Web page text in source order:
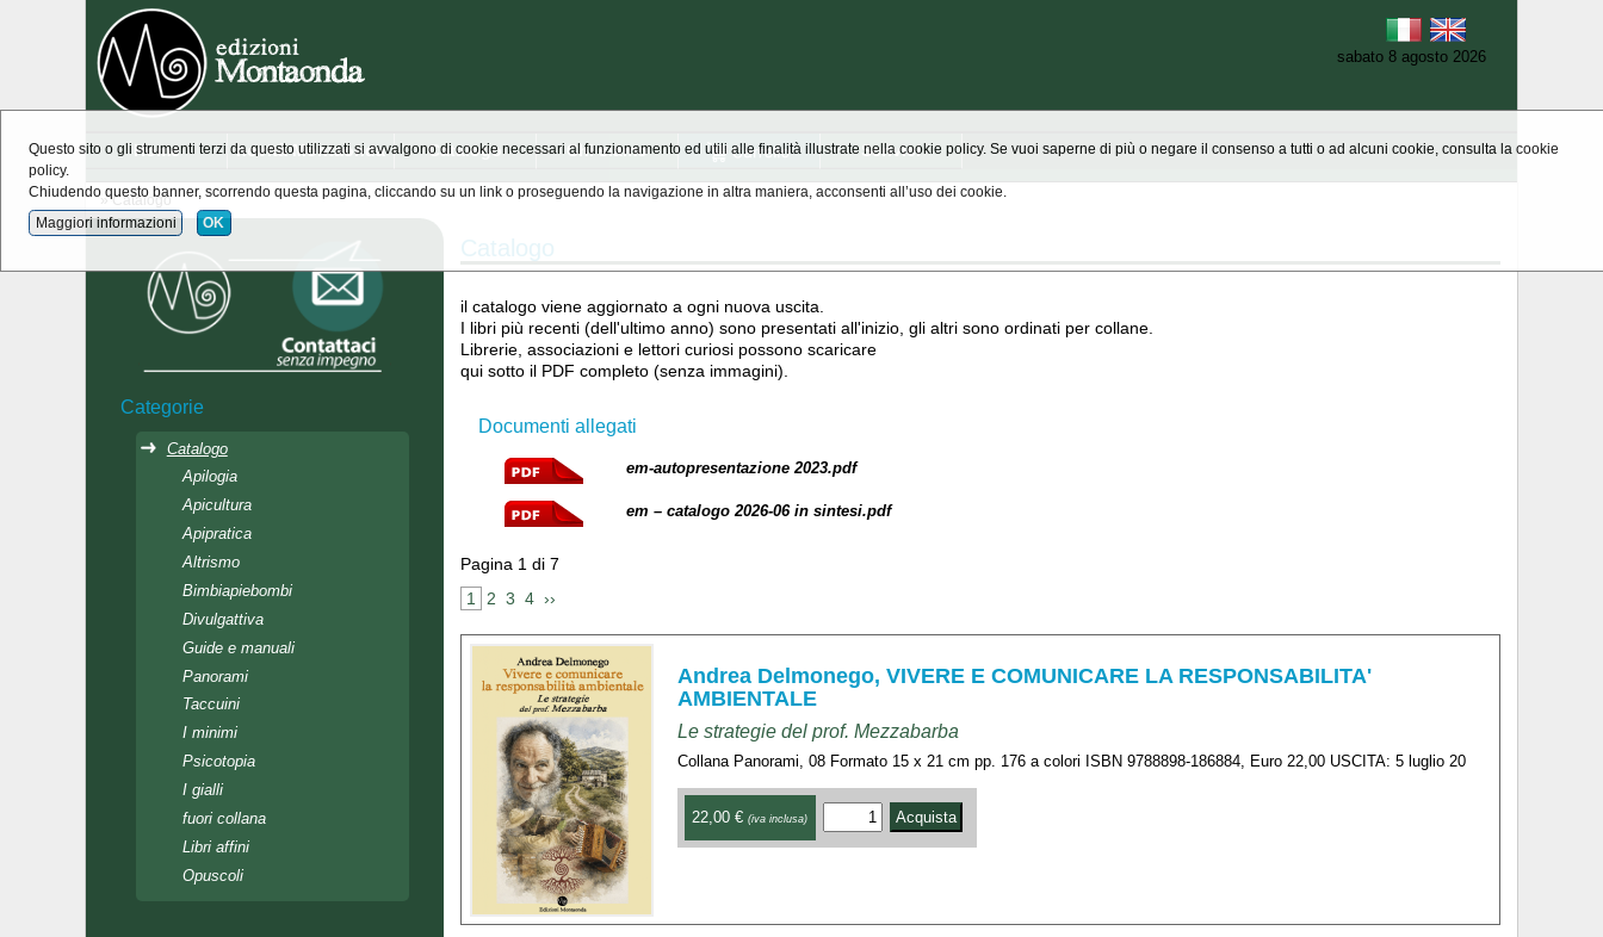
sabato 8 agosto 2026
Home novità Montaonda Catalogo Chi siamo Scrivici
» Catalogo
Catalogo
il catalogo viene aggiornato a ogni nuova uscita.
I libri più recenti (dell'ultimo anno) sono presentati all'inizio, gli altri sono ordinati per collane.
Librerie, associazioni e lettori curiosi possono scaricare
qui sotto il PDF completo (senza immagini).
Documenti allegati
em-autopresentazione 2023.pdf
em – catalogo 2026-06 in sintesi.pdf
Pagina 1 di 7
1
2 3 4 ››
Andrea Delmonego, VIVERE E COMUNICARE LA RESPONSABILITA'
AMBIENTALE
Le strategie del prof. Mezzabarba
Collana Panorami, 08 Formato 15 x 21 cm pp. 176 a colori ISBN 9788898-186884, Euro 22,00 USCITA: 5 luglio 20
22,00 € (iva inclusa)
Categorie
Catalogo
Apilogia
Apicultura
Apipratica
Altrismo
Bimbiapiebombi
Divulgattiva
Guide e manuali
Panorami
Taccuini
I minimi
Psicotopia
I gialli
fuori collana
Libri affini
Opuscoli
Questo sito o gli strumenti terzi da questo utilizzati si avvalgono di cookie necessari al funzionamento ed utili alle finalità illustrate nella cookie policy. Se vuoi saperne di più o negare il consenso a tutti o ad alcuni cookie, consulta la cookie
policy.
Chiudendo questo banner, scorrendo questa pagina, cliccando su un link o proseguendo la navigazione in altra maniera, acconsenti all’uso dei cookie.
Maggiori informazioni OK